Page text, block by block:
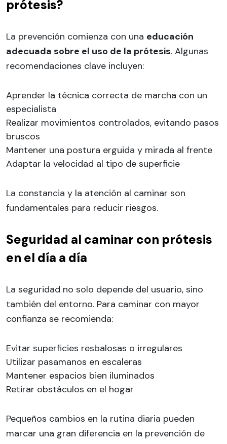
prótesis?
La prevención comienza con una educación
adecuada sobre el uso de la prótesis. Algunas
recomendaciones clave incluyen:
Aprender la técnica correcta de marcha con un
especialista
Realizar movimientos controlados, evitando pasos
bruscos
Mantener una postura erguida y mirada al frente
Adaptar la velocidad al tipo de superficie
La constancia y la atención al caminar son
fundamentales para reducir riesgos.
Seguridad al caminar con prótesis
en el día a día
La seguridad no solo depende del usuario, sino
también del entorno. Para caminar con mayor
confianza se recomienda:
Evitar superficies resbalosas o irregulares
Utilizar pasamanos en escaleras
Mantener espacios bien iluminados
Retirar obstáculos en el hogar
Pequeños cambios en la rutina diaria pueden
marcar una gran diferencia en la prevención de